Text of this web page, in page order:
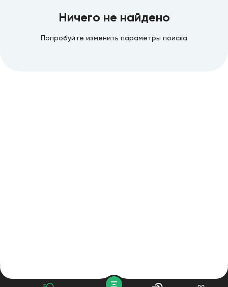
Ничего не найдено
Попробуйте изменить параметры поиска